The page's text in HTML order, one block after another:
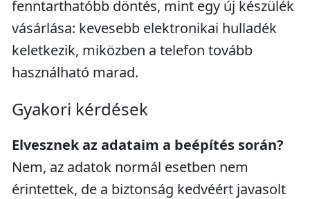
fenntarthatóbb döntés, mint egy új készülék
vásárlása: kevesebb elektronikai hulladék
keletkezik, miközben a telefon tovább
használható marad.
Gyakori kérdések
Elvesznek az adataim a beépítés során?
Nem, az adatok normál esetben nem
érintettek, de a biztonság kedvéért javasolt